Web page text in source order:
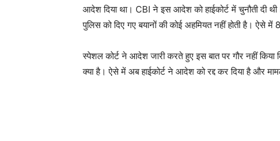
आदेश दिया था। CBI ने इस आदेश को हाईकोर्ट में चुनौती दी
पुलिस को दिए गए बयानों की कोई अहमियत नहीं होती है। ऐसे में
स्पेशल कोर्ट ने आदेश जारी करते हुए इस बात पर गौर नहीं
क्या है। ऐसे में अब हाईकोर्ट ने आदेश को रद्द कर दिया है और